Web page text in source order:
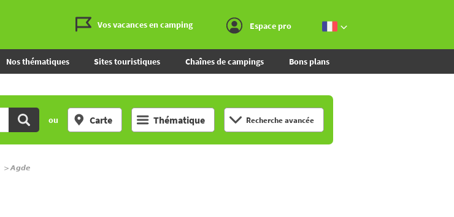
Vos vacances en camping Espace pro
Nos thématiques Sites touristiques Chaînes de campings Bons plans
ou Carte Thématique Recherche avancée
Agde